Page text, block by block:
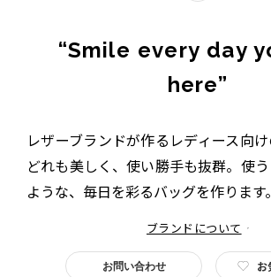
“Smile every day
here”
レザーブランドが作るレディース向
どれも美しく、使い勝手も抜群。使
ような、毎日を彩るバッグを作ります。
ブランドについて
お問い合わせ お